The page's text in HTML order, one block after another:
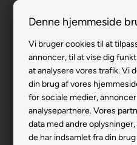
Denne hjemmeside
Vi bruger cookies til at
annoncer, til at vise dig
at analysere vores trafik. Vi
din brug af vores
for sociale medier,
analysepartnere. Vores
data med andre
de har indsamlet fra din
3
63
Forside »